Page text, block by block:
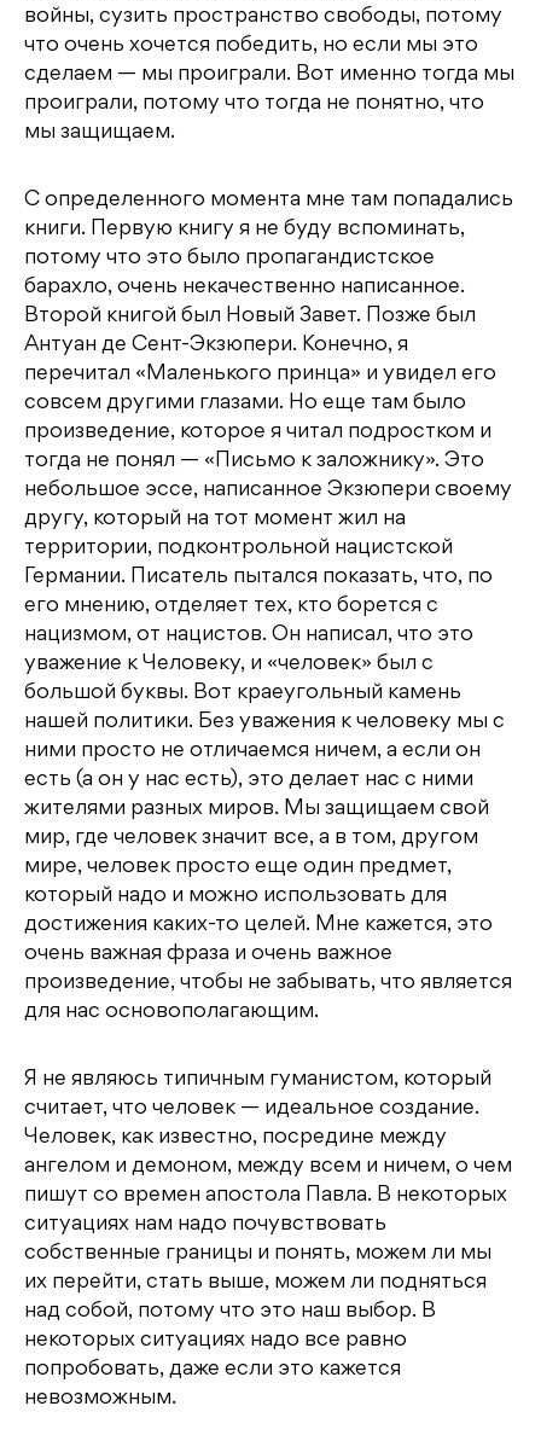
войны, сузить пространство свободы, потому
что очень хочется победить, но если мы это
сделаем — мы проиграли. Вот именно тогда мы
проиграли, потому что тогда не понятно, что
мы защищаем.
С определенного момента мне там попадались
книги. Первую книгу я не буду вспоминать,
потому что это было пропагандистское
барахло, очень некачественно написанное.
Второй книгой был Новый Завет. Позже был
Антуан де Сент-Экзюпери. Конечно, я
перечитал «Маленького принца» и увидел его
совсем другими глазами. Но еще там было
произведение, которое я читал подростком и
тогда не понял — «Письмо к заложнику». Это
небольшое эссе, написанное Экзюпери своему
другу, который на тот момент жил на
территории, подконтрольной нацистской
Германии. Писатель пытался показать, что, по
его мнению, отделяет тех, кто борется с
нацизмом, от нацистов. Он написал, что это
уважение к Человеку, и «человек» был с
большой буквы. Вот краеугольный камень
нашей политики. Без уважения к человеку мы с
ними просто не отличаемся ничем, а если он
есть (а он у нас есть), это делает нас с ними
жителями разных миров. Мы защищаем свой
мир, где человек значит все, а в том, другом
мире, человек просто еще один предмет,
который надо и можно использовать для
достижения каких-то целей. Мне кажется, это
очень важная фраза и очень важное
произведение, чтобы не забывать, что является
для нас основополагающим.
Я не являюсь типичным гуманистом, который
считает, что человек — идеальное создание.
Человек, как известно, посредине между
ангелом и демоном, между всем и ничем, о чем
пишут со времен апостола Павла. В некоторых
ситуациях нам надо почувствовать
собственные границы и понять, можем ли мы
их перейти, стать выше, можем ли подняться
над собой, потому что это наш выбор. В
некоторых ситуациях надо все равно
попробовать, даже если это кажется
невозможным.